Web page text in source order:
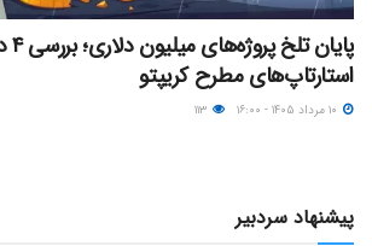
استارتاپ‌های مطرح کریپتو
پیشنهاد سردبیر